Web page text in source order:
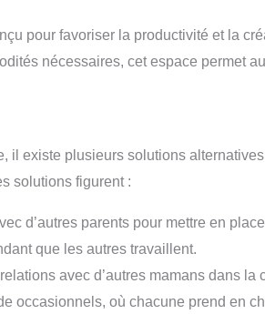
pour favoriser la productivité et la
nécessaires, cet espace permet
il existe plusieurs solutions
solutions figurent :
d’autres parents pour mettre en
que les autres travaillent.
avec d’autres mamans dans la
occasionnels, où chacune prend en